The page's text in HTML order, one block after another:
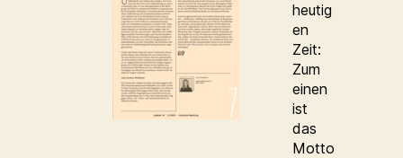
heutig
en
Zeit:
Zum
einen
ist
das
Motto